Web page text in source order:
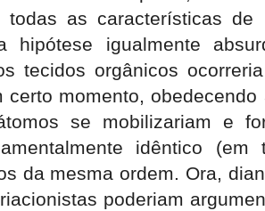
todas as características de
hipótese igualmente
tecidos orgânicos
certo momento,
se mobilizariam e
idêntico (em
da mesma ordem. Ora,
poderiam